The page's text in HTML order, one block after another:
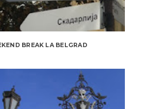
BREAK LA BELGRAD